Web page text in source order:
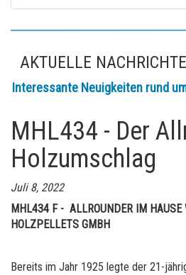
AKTUELLE
Interessante Neuigkeiten rund
MHL434 - Der
Holzumschlag
Juli 8, 2022
MHL434 F - ALLROUNDER IM HAUSE
HOLZPELLETS GMBH
Bereits im Jahr 1925 legte der 21-